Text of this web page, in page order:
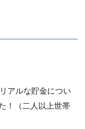
み立てれ
うなのか
アルな貯金につい
！（二人以上世帯